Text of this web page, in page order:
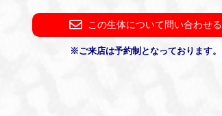
この生体について問い合わせる
※ご来店は予約制となっております。